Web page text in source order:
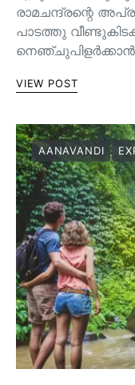
രാമചന്ദ്രന്റെ
പാടത്തു
VIEW POST
AANAVANDI